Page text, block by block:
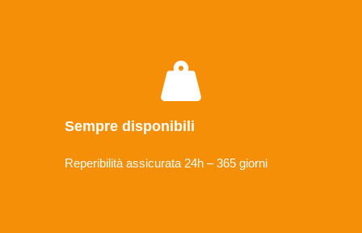
Sempre disponibili
Reperibilità assicurata 24h – 365 giorni